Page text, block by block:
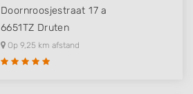
Doornroosjestraat 17 a
6651TZ Druten
Op 9,25 km afstand